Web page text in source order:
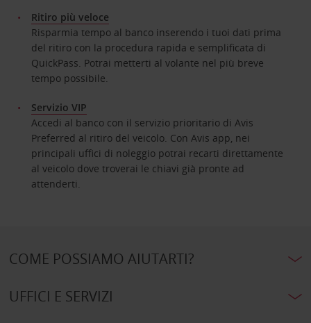
Ritiro più veloce
Risparmia tempo al banco inserendo i tuoi dati prima
del ritiro con la procedura rapida e semplificata di
QuickPass. Potrai metterti al volante nel più breve
tempo possibile.
Servizio VIP
Accedi al banco con il servizio prioritario di Avis
Preferred al ritiro del veicolo. Con Avis app, nei
principali uffici di noleggio potrai recarti direttamente
al veicolo dove troverai le chiavi già pronte ad
attenderti.
COME POSSIAMO AIUTARTI?
UFFICI E SERVIZI